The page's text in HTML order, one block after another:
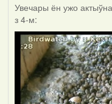
Увечары ён ужо актыўна
з 4-м: